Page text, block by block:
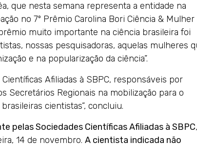
que nesta semana representa a entidade na
no 7º Prêmio Carolina Bori Ciência & Mulher
muito importante na ciência brasileira foi
nossas pesquisadoras, aquelas mulheres
e na popularização da ciência”.
Afiliadas à SBPC, responsáveis por
Secretários Regionais na mobilização para o
cientistas”, concluiu.
pelas Sociedades Científicas Afiliadas à SBPC,
14 de novembro. A cientista indicada não